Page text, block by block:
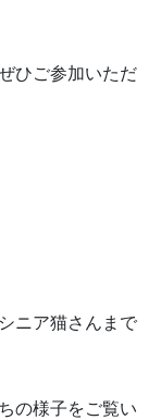
ひご参加いただ
ニア猫さんまで
の様子をご覧い